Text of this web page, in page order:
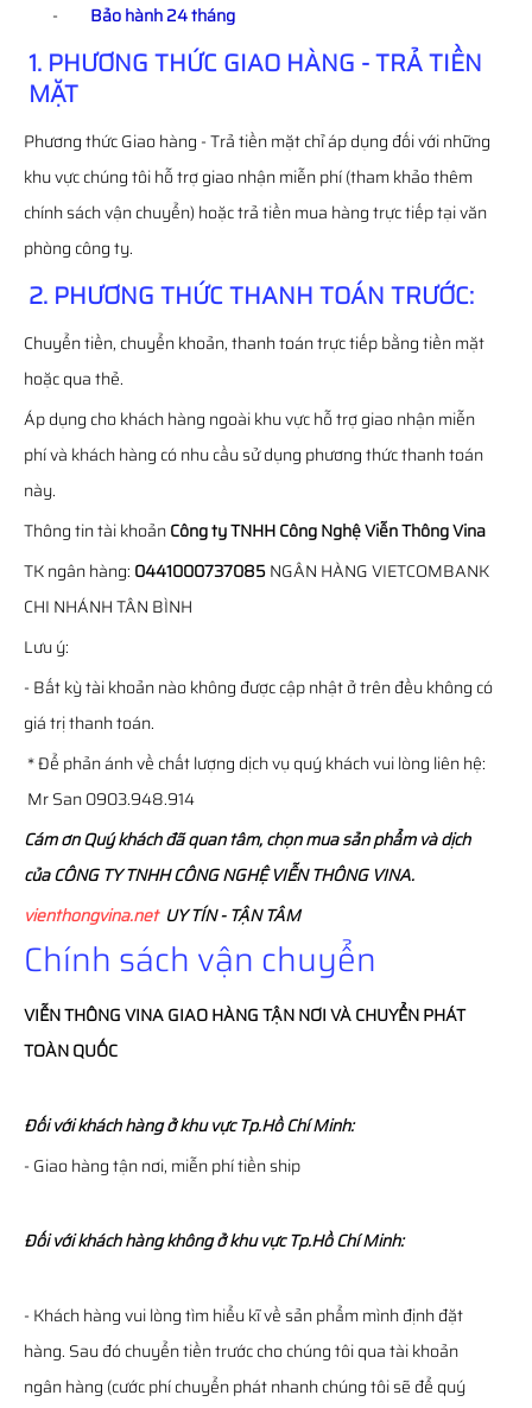
- Bảo hành 24 tháng
1. PHƯƠNG THỨC GIAO HÀNG - TRẢ TIỀN
MẶT
Phương thức Giao hàng - Trả tiền mặt chỉ áp dụng đối với những
khu vực chúng tôi hỗ trợ giao nhận miễn phí (tham khảo thêm
chính sách vận chuyển) hoặc trả tiền mua hàng trực tiếp tại văn
phòng công ty.
2. PHƯƠNG THỨC THANH TOÁN TRƯỚC:
Chuyển tiền, chuyển khoản, thanh toán trực tiếp bằng tiền mặt
hoặc qua thẻ.
Áp dụng cho khách hàng ngoài khu vực hỗ trợ giao nhận miễn
phí và khách hàng có nhu cầu sử dụng phương thức thanh toán
này.
Thông tin tài khoảnCông ty TNHH Công Nghệ Viễn Thông Vina
TK ngân hàng: 0441000737085NGÂN HÀNG VIETCOMBANK
CHI NHÁNH TÂN BÌNH
Lưu ý:
- Bất kỳ tài khoản nào không được cập nhật ở trên đều không có
giá trị thanh toán.
* Để phản ánh về chất lượng dịch vụ quý khách vui lòng liên hệ:
Mr San 0903.948.914
Cám ơn Quý khách đã quan tâm, chọn mua sản phẩm và dịch
của CÔNG TY TNHH CÔNG NGHỆ VIỄN THÔNG VINA.
vienthongvina.netUY TÍN - TẬN TÂM
Chính sách vận chuyển
VIỄN THÔNGVINAGIAO HÀNG TẬN NƠI VÀ CHUYỂN PHÁT
TOÀN QUỐC
Đối với khách hàng ở khu vực Tp.Hồ Chí Minh:
- Giao hàng tận nơi, miễn phí tiền ship
Đối với khách hàng không ở khu vực Tp.Hồ Chí Minh:
- Khách hàng vui lòng tìm hiểu kĩ về sản phẩm mình định đặt
hàng. Sau đó chuyển tiền trước cho chúng tôi qua tài khoản
ngân hàng (cước phí chuyển phát nhanh chúng tôi sẽ để quý